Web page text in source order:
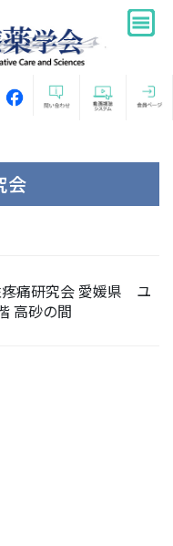
会
痛研究会 愛媛県 ユ
高砂の間